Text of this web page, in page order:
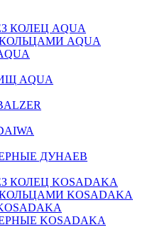
КОЛЕЦ AQUA
AQUA
AQUA
ДУНАЕВ
KOSADAKA
KOSADAKA
KOSADAKA